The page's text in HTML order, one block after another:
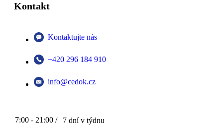
Kontakt
Kontaktujte nás
+420 296 184 910
info@cedok.cz
7:00 - 21:00 / 7 dní v týdnu